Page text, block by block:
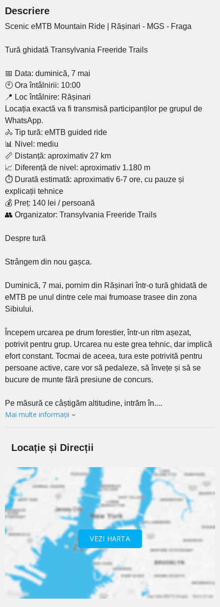
Descriere
Scenic eMTB Mountain Ride | Rășinari - MGS - Fraga
Tură ghidată Transylvania Freeride Trails
📅 Data: duminică, 7 mai
🕙 Ora întâlnirii: 10:00
📍 Loc întâlnire: Rășinari
Locația exactă va fi transmisă participanților pe grupul de
WhatsApp.
🚴 Tip tură: eMTB guided ride
📊 Nivel: mediu
📏 Distanță: aproximativ 27 km
📈 Diferență de nivel: aproximativ 1.180 m
⏱ Durată estimată: aproximativ 6-7 ore, cu pauze și
explicații tehnice
💰 Preț: 140 lei / persoană
👥 Organizator: Transylvania Freeride Trails
Despre tură
Strângem din nou gașca.
Duminică, 7 mai, pornim din Rășinari într-o tură ghidată de
eMTB pe unul dintre cele mai frumoase trasee din zona
Sibiului.
Începem urcarea pe drum forestier, într-un ritm așezat,
potrivit pentru grup. Urcarea nu este grea tehnic, dar implică
efort constant. Tocmai de aceea, tura este potrivită pentru
persoane active, care vor să pedaleze, să învețe și să se
bucure de munte fără presiune de concurs.
Pe măsură ce câștigăm altitudine, intrăm în....
Mai multe informații
Locație și Direcții
VEZI HARTA